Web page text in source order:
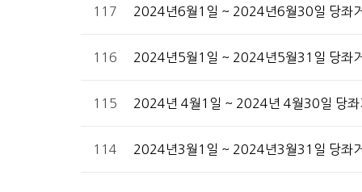
117 2024년6월1일 ~ 2024년6월30일 당좌
116 2024년5월1일 ~ 2024년5월31일 당좌
115 2024년 4월1일 ~ 2024년 4월30일 당
114 2024년3월1일 ~ 2024년3월31일 당좌